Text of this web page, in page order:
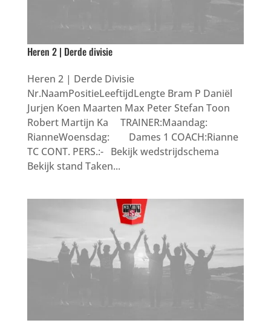
Heren 2 | Derde divisie
Heren 2 | Derde Divisie
Nr.NaamPositieLeeftijdLengte Bram P Daniël
Jurjen Koen Maarten Max Peter Stefan Toon
Robert Martijn Ka TRAINER:Maandag:
RianneWoensdag: Dames 1 COACH:Rianne
TC CONT. PERS.:- Bekijk wedstrijdschema
Bekijk stand Taken...